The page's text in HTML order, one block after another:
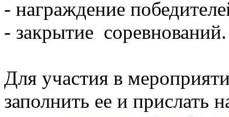
- награждение
- закрытие соревнований.
Для участия в
заполнить ее и прислать